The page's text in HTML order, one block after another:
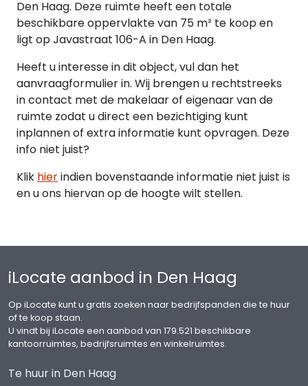
Opleverniveau;
Het object wordt in de huidige verhuurde staat "as
is, where is", opgeleverd.
Vraagprijs:
€ 235.000,-- kosten koper.
Aanvaarding:
In overleg
Bankgarantie/waarborgsom:
10% van de koopsom, te voldoen binnen 2 weken
Overige bijzonderheden:
koopovereenkomst de materialen- en
- Huuropbrengst € 14.766,-- per jaar te
vermeerderen met BTW;
- Looptijd tot 31 april 2031 (ingangsdatum
- Actieve VVE, 1/4e aandeel, bijdrage ca. € 50,--
Den Haag. Deze ruimte heeft een totale
beschikbare oppervlakte van 75 m² te koop en
ligt op Javastraat 106-A in Den Haag.
Heeft u interesse in dit object, vul dan het
aanvraagformulier in. Wij brengen u rechtstreeks
in contact met de makelaar of eigenaar van de
ruimte zodat u direct een bezichtiging kunt
inplannen of extra informatie kunt opvragen. Deze
info niet juist?
Klik hierindien bovenstaande informatie niet juist is
en u ons hiervan op de hoogte wilt stellen.
iLocate aanbod in Den Haag
Op iLocate kunt u gratis zoeken naar bedrijfspanden die te huur
of te koop staan.
U vindt bij iLocate een aanbod van 179.521 beschikbare
kantoorruimtes, bedrijfsruimtes en winkelruimtes.
Te huur in Den Haag